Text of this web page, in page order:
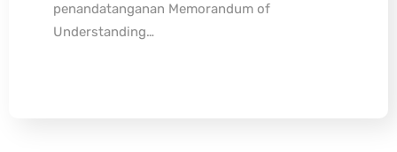
penandatanganan Memorandum of
Understanding…